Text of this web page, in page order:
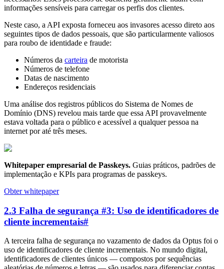
informações sensíveis para carregar os perfis dos clientes.
Neste caso, a API exposta forneceu aos invasores acesso direto aos
seguintes tipos de dados pessoais, que são particularmente valiosos
para roubo de identidade e fraude:
Números da carteira de motorista
Números de telefone
Datas de nascimento
Endereços residenciais
Uma análise dos registros públicos do Sistema de Nomes de
Domínio (DNS) revelou mais tarde que essa API provavelmente
estava voltada para o público e acessível a qualquer pessoa na
internet por até três meses.
Whitepaper empresarial de Passkeys. Guias práticos, padrões de
implementação e KPIs para programas de passkeys.
Obter whitepaper
2.3 Falha de segurança #3: Uso de identificadores de
cliente incrementais#
A terceira falha de segurança no vazamento de dados da Optus foi o
uso de identificadores de cliente incrementais. No mundo digital,
identificadores de clientes únicos — compostos por sequências